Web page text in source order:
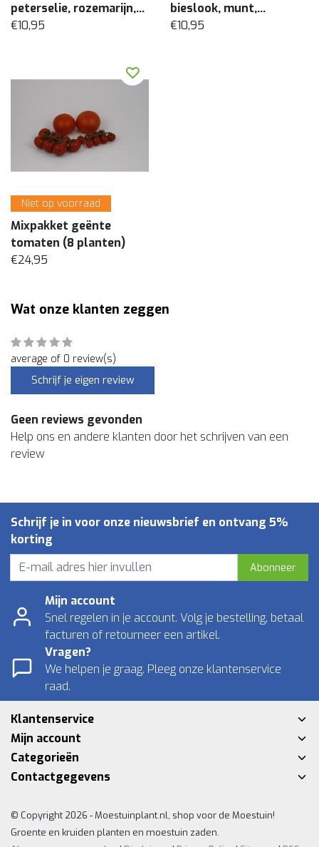
peterselie, rozemarijn,
Stevia (8 planten)
€10,95
bieslook, munt,
basilicum (8 planten)
€10,95
Niet op voorraad
Mixpakket geënte
tomaten (8 planten)
€24,95
Wat onze klanten zeggen
average of 0 review(s)
Schrijf je eigen review
Geen reviews gevonden
Help ons en andere klanten door het schrijven van een
review
Schrijf je in voor onze nieuwsbrief en ontvang 5%
korting
Abonneer
Mijn account
Snel regelen in je account. Volg je bestelling, betaal
facturen of retourneer een artikel.
Vragen?
We helpen je graag. Pleeg onze klantenservice
raad.
Klantenservice
Mijn account
Categorieën
Contactgegevens
© Copyright 2026 - Moestuinplant.nl, shop voor de Moestuin!
Groente en kruiden planten en moestuin zaden.